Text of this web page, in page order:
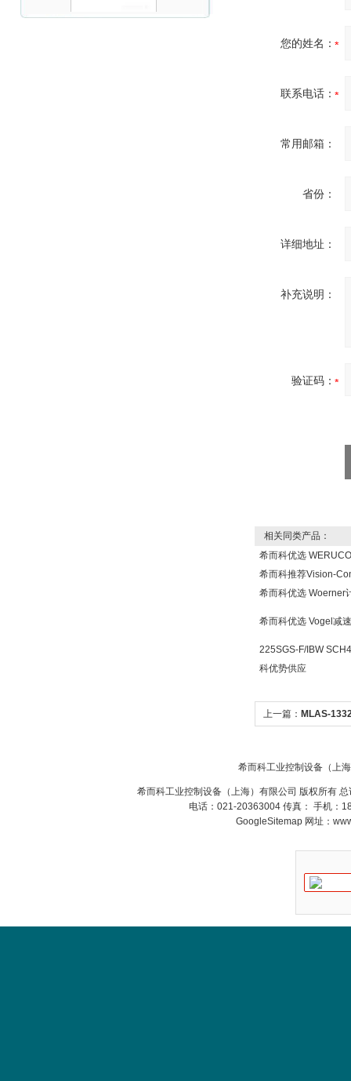
您的姓名：
联系电话：
常用邮箱：
省份：
详细地址：
补充说明：
验证码：
相关同类产品：
希而科优选
希而科推荐Vision-
希而科优选 Woerner
希而科优选 Vogel减
225SGS-F/IBW
科优势供应
上一篇： MLAS-
希而科工业控制设备（上
希而科工业控制设备（上海）有限公司 版权所有
电话：021-20363004 传真： 手机：
GoogleSitemap网址：